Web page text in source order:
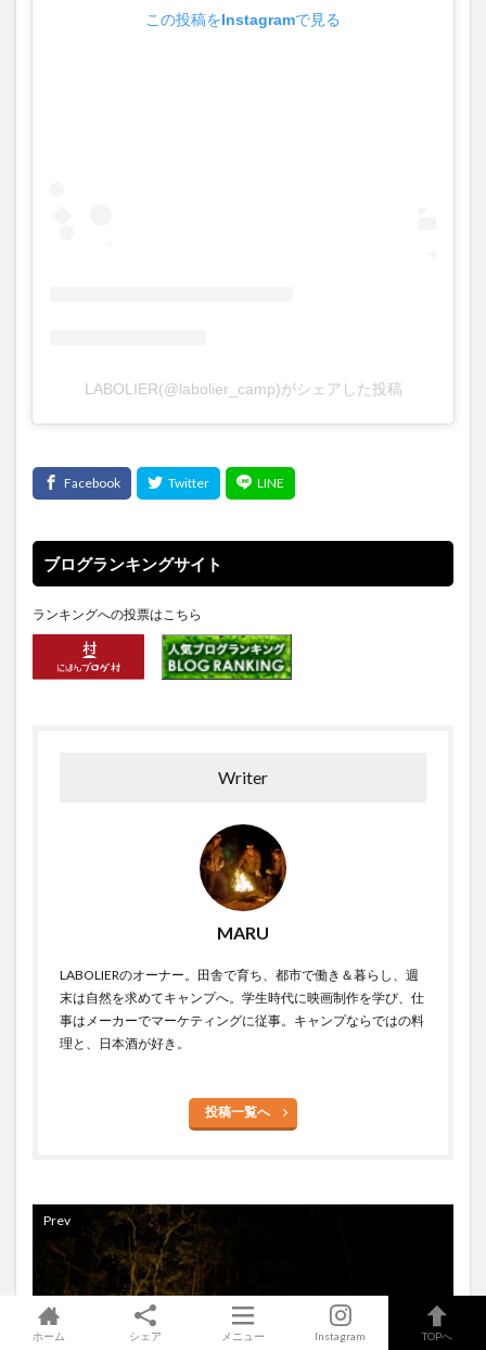
この投稿をInstagramで見る
LABOLIER(@labolier_camp)がシェアした投稿
ブログランキングサイト
ランキングへの投票はこちら
Writer
MARU
LABOLIERのオーナー。田舎で育ち、都市で働き＆暮らし、週
末は自然を求めてキャンプへ。学生時代に映画制作を学び、仕
事はメーカーでマーケティングに従事。キャンプならではの料
理と、日本酒が好き。
投稿一覧へ
Prev
ホーム シェア メニュー Instagram TOPへ